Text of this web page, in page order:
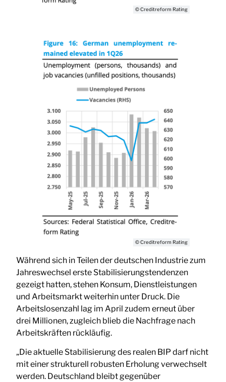
© Creditreform Rating
© Creditreform Rating
Während sich in Teilen der deutschen Industrie zum
Jahreswechsel erste Stabilisierungstendenzen
gezeigt hatten, stehen Konsum, Dienstleistungen
und Arbeitsmarkt weiterhin unter Druck. Die
Arbeitslosenzahl lag im April zudem erneut über
drei Millionen, zugleich blieb die Nachfrage nach
Arbeitskräften rückläufig.
„Die aktuelle Stabilisierung des realen BIP darf nicht
mit einer strukturell robusten Erholung verwechselt
werden. Deutschland bleibt gegenüber